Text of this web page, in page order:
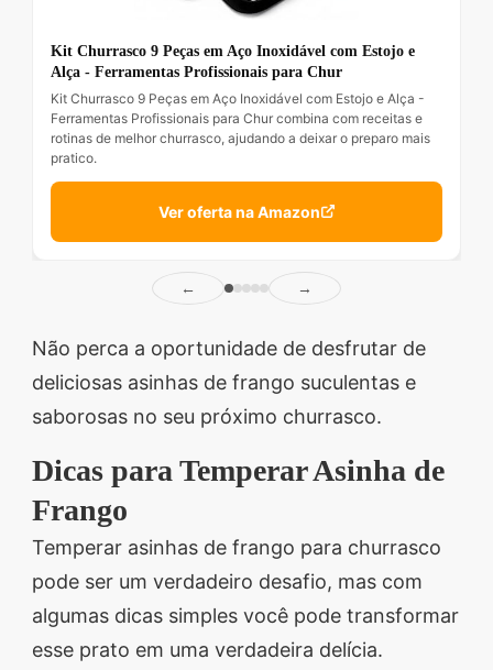
Kit Churrasco 9 Peças em Aço Inoxidável com Estojo e
Alça - Ferramentas Profissionais para Chur
Kit Churrasco 9 Peças em Aço Inoxidável com Estojo e Alça -
Ferramentas Profissionais para Chur combina com receitas e
rotinas de melhor churrasco, ajudando a deixar o preparo mais
pratico.
Ver oferta na Amazon
← →
Não perca a oportunidade de desfrutar de
deliciosas asinhas de frango suculentas e
saborosas no seu próximo churrasco.
Dicas para Temperar Asinha de
Frango
Temperar asinhas de frango para churrasco
pode ser um verdadeiro desafio, mas com
algumas dicas simples você pode transformar
esse prato em uma verdadeira delícia.